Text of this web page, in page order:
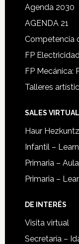
Agenda 2030
AGENDA 21
Competencia
FP
FP Mecánica:
Talleres
SALES
Haur
Infantil –
Primaria –
Primaria –
DE INTERÉS
Visita virtual
Secretaría –